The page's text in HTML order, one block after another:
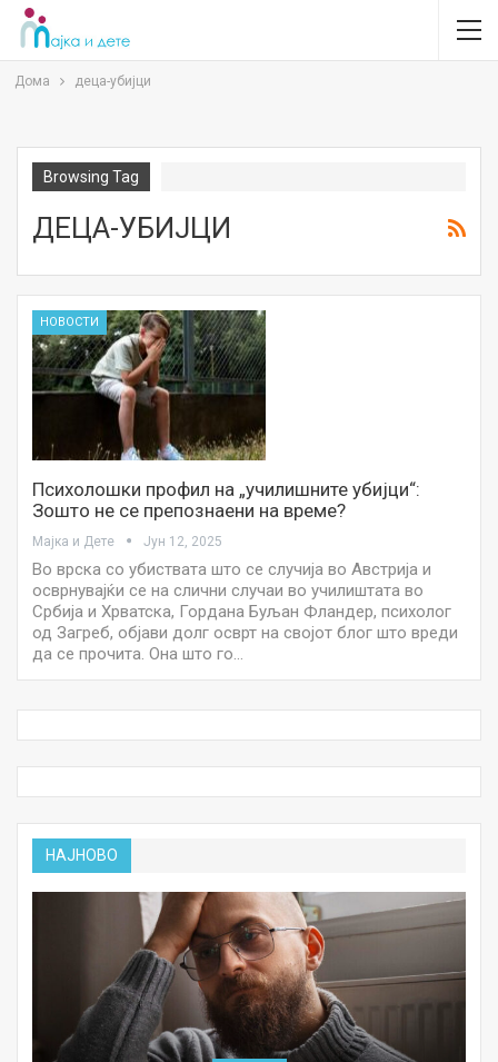
Дома деца-убијци
Browsing Tag
ДЕЦА-УБИЈЦИ
НОВОСТИ
Психолошки профил на „училишните убијци“:
Зошто не се препознаени на време?
Мајка и Дете Јун 12, 2025
Во врска со убиствата што се случија во Австрија и
осврнувајќи се на слични случаи во училиштата во
Србија и Хрватска, Гордана Буљан Фландер, психолог
од Загреб, објави долг осврт на својот блог што вреди
да се прочита. Она ​​што го…
НАЈНОВО